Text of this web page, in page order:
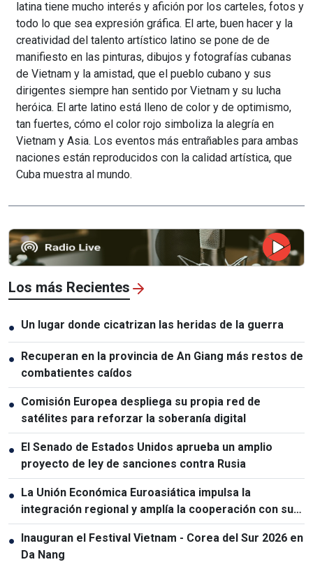
latina tiene mucho interés y afición por los carteles, fotos y
todo lo que sea expresión gráfica. El arte, buen hacer y la
creatividad del talento artístico latino se pone de de
manifiesto en las pinturas, dibujos y fotografías cubanas
de Vietnam y la amistad, que el pueblo cubano y sus
dirigentes siempre han sentido por Vietnam y su lucha
heróica. El arte latino está lleno de color y de optimismo,
tan fuertes, cómo el color rojo simboliza la alegría en
Vietnam y Asia. Los eventos más entrañables para ambas
naciones están reproducidos con la calidad artística, que
Cuba muestra al mundo.
Los más Recientes
● Un lugar donde cicatrizan las heridas de la guerra
● Recuperan en la provincia de An Giang más restos de
combatientes caídos
● Comisión Europea despliega su propia red de
satélites para reforzar la soberanía digital
● El Senado de Estados Unidos aprueba un amplio
proyecto de ley de sanciones contra Rusia
● La Unión Económica Euroasiática impulsa la
integración regional y amplía la cooperación con sus
socios
● Inauguran el Festival Vietnam - Corea del Sur 2026 en
Da Nang